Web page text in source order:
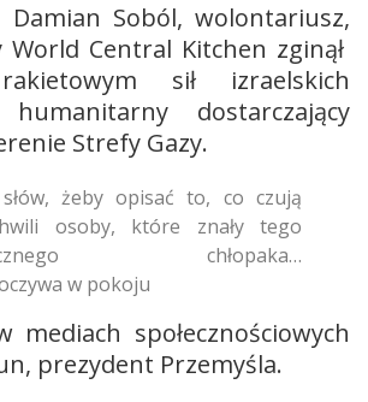
Damian Soból, wolontariusz,
World Central Kitchen zginął
sił izraelskich
dostarczający
Strefy Gazy.
żeby opisać to, co czują
osoby, które znały tego
chłopaka…
w pokoju
mediach społecznościowych
prezydent Przemyśla.